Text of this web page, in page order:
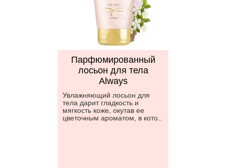
Парфюмированный
лосьон для тела
Always
Увлажняющий лосьон для
тела дарит гладкость и
мягкость коже, окутав ее
цветочным ароматом, в кото..